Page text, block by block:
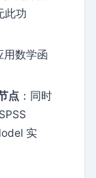
此功
用数学函
点 ：同时
实